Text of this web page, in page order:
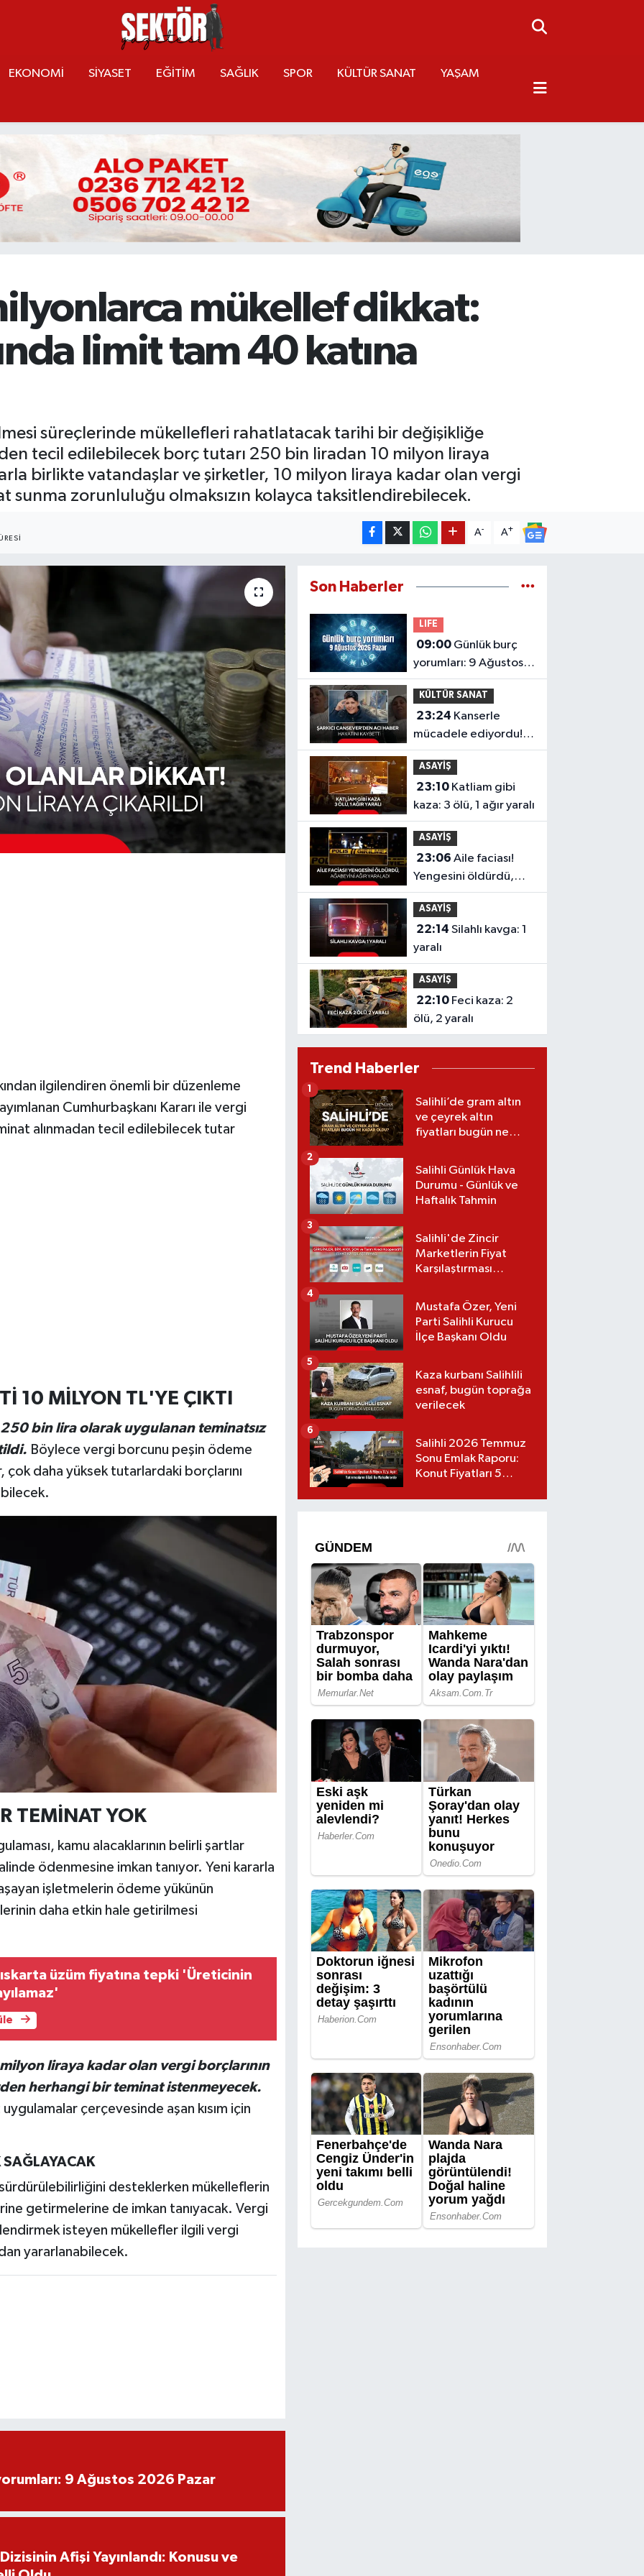
EKONOMİ SİYASET EĞİTİM SAĞLIK SPOR KÜLTÜR SANAT YAŞAM
mükellef dikkat:
limit tam 40 katına
süreçlerinde mükellefleri rahatlatacak tarihi bir değişikliğe
tecil edilebilecek borç tutarı 250 bin liradan 10 milyon liraya
birlikte vatandaşlar ve şirketler, 10 milyon liraya kadar olan vergi
sunma zorunluluğu olmaksızın kolayca taksitlendirebilecek.
A- A+
ilgilendiren önemli bir düzenleme
Cumhurbaşkanı Kararı ile vergi
alınmadan tecil edilebilecek tutar
10 MİLYON TL'YE ÇIKTI
250 bin lira olarak uygulanan teminatsız
Böylece vergi borcunu peşin ödeme
çok daha yüksek tutarlardaki borçlarını
TEMİNAT YOK
kamu alacaklarının belirli şartlar
ödenmesine imkan tanıyor. Yeni kararla
işletmelerin ödeme yükünün
daha etkin hale getirilmesi
ıskarta üzüm fiyatına tepki 'Üreticinin
milyon liraya kadar olan vergi borçlarının
herhangi bir teminat istenmeyecek.
çerçevesinde aşan kısım için
SAĞLAYACAK
desteklerken mükelleflerin
getirmelerine de imkan tanıyacak. Vergi
isteyen mükellefler ilgili vergi
yararlanabilecek.
9 Ağustos 2026 Pazar
Afişi Yayınlandı: Konusu ve
Son Haberler
LIFE
09:00
yorumları: 9 Ağustos
2026 Pazar
KÜLTÜR SANAT
23:24
mücadele ediyordu!
Şarkıcı Cansever'den
acı haber, hayatını
kaybetti
ASAYİŞ
23:10
kaza: 3 ölü, 1 ağır yaralı
ASAYİŞ
23:06 Aile faciası!
Yengesini öldürdü,
ağabeyini ağır
yaraladı
ASAYİŞ
22:14 Silahlı kavga: 1
yaralı
ASAYİŞ
22:10
ölü, 2 yaralı
Trend Haberler
Salihli’de gram altın
ve çeyrek altın
fiyatları bugün ne
(08.08.2026)
1
Salihli Günlük Hava
Durumu - Günlük ve
Haftalık Tahmin
2
Salihli'de Zincir
Marketlerin Fiyat
Karşılaştırması
3
Mustafa Özer, Yeni
Parti Salihli Kurucu
İlçe Başkanı Oldu
4
Kaza kurbanı Salihlili
esnaf, bugün toprağa
verilecek
5
Salihli 2026 Temmuz
Sonu Emlak Raporu:
Konut Fiyatları 5
6